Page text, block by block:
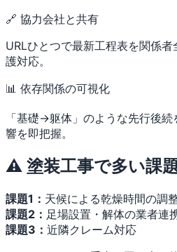
🔗 協力会社と共有
URLひとつで最新工程表を関係
護対応。
📊 依存関係の可視化
「基礎→躯体」のような先行後
響を即把握。
⚠️ 塗装工事で多い課
課題1： 天候による乾燥時間の調
課題2： 足場設置・解体の業者連
課題3： 近隣クレーム対応